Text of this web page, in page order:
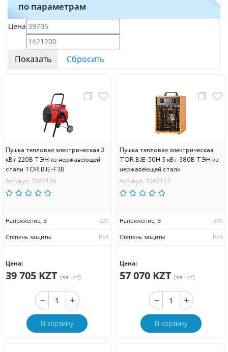
по параметрам
Цена
Пушка тепловая электрическая 3
кВт 220В ТЭН из нержавеющей
стали TOR BJE-F3B
Артикул: 1047156
Напряжение, В 220
Степень защиты IPX4
Цена:
39 705 KZT (за шт)
В корзину
Пушка тепловая электрическая
TOR BJE-50H 5 кВт 380В ТЭН из
нержавеющей стали
Артикул: 1047157
Напряжение, В 380
Степень защиты IPX4
Цена:
57 070 KZT (за шт)
В корзину